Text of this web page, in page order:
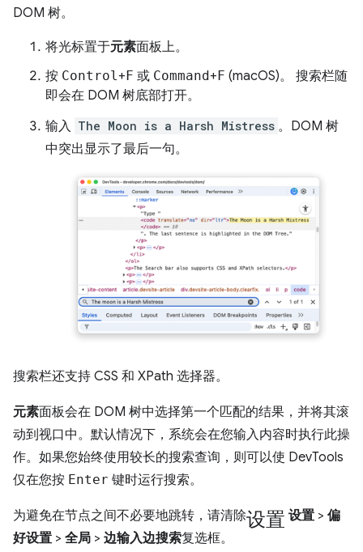
DOM 树。
将光标置于元素面板上。
按 Control+ F 或 Command+ F (macOS)。 搜索栏随
即会在 DOM 树底部打开。
输入 The Moon is a Harsh Mistress 。DOM 树
中突出显示了最后一句。
搜索栏还支持 CSS 和 XPath 选择器。
元素面板会在 DOM 树中选择第一个匹配的结果，并将其滚
动到视口中。默认情况下，系统会在您输入内容时执行此操
作。如果您始终使用较长的搜索查询，则可以使 DevTools
仅在您按 Enter 键时运行搜索。
为避免在节点之间不必要地跳转，请清除设置 设置 > 偏
好设置 > 全局 > 边输入边搜索复选框。